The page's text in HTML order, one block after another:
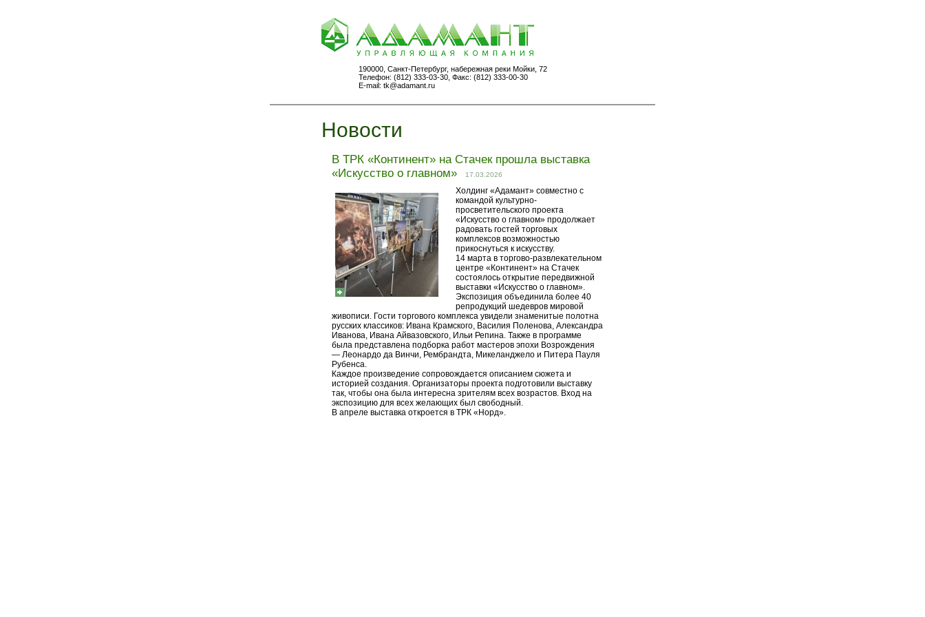
190000, Санкт-Петербург, набережная реки Мойки, 72
Телефон: (812) 333-03-30, Факс: (812) 333-00-30
E-mail: tk@adamant.ru
Новости
В ТРК «Континент» на Стачек прошла выставка
«Искусство о главном»
17.03.2026
Холдинг «Адамант» совместно с
командой культурно-
просветительского проекта
«Искусство о главном» продолжает
радовать гостей торговых
комплексов возможностью
прикоснуться к искусству.
14 марта в торгово-развлекательном
центре «Континент» на Стачек
состоялось открытие передвижной
выставки «Искусство о главном».
Экспозиция объединила более 40
репродукций шедевров мировой
живописи. Гости торгового комплекса увидели знаменитые полотна
русских классиков: Ивана Крамского, Василия Поленова, Александра
Иванова, Ивана Айвазовского, Ильи Репина. Также в программе
была представлена подборка работ мастеров эпохи Возрождения
— Леонардо да Винчи, Рембрандта, Микеланджело и Питера Пауля
Рубенса.
Каждое произведение сопровождается описанием сюжета и
историей создания. Организаторы проекта подготовили выставку
так, чтобы она была интересна зрителям всех возрастов. Вход на
экспозицию для всех желающих был свободный.
В апреле выставка откроется в ТРК «Норд».